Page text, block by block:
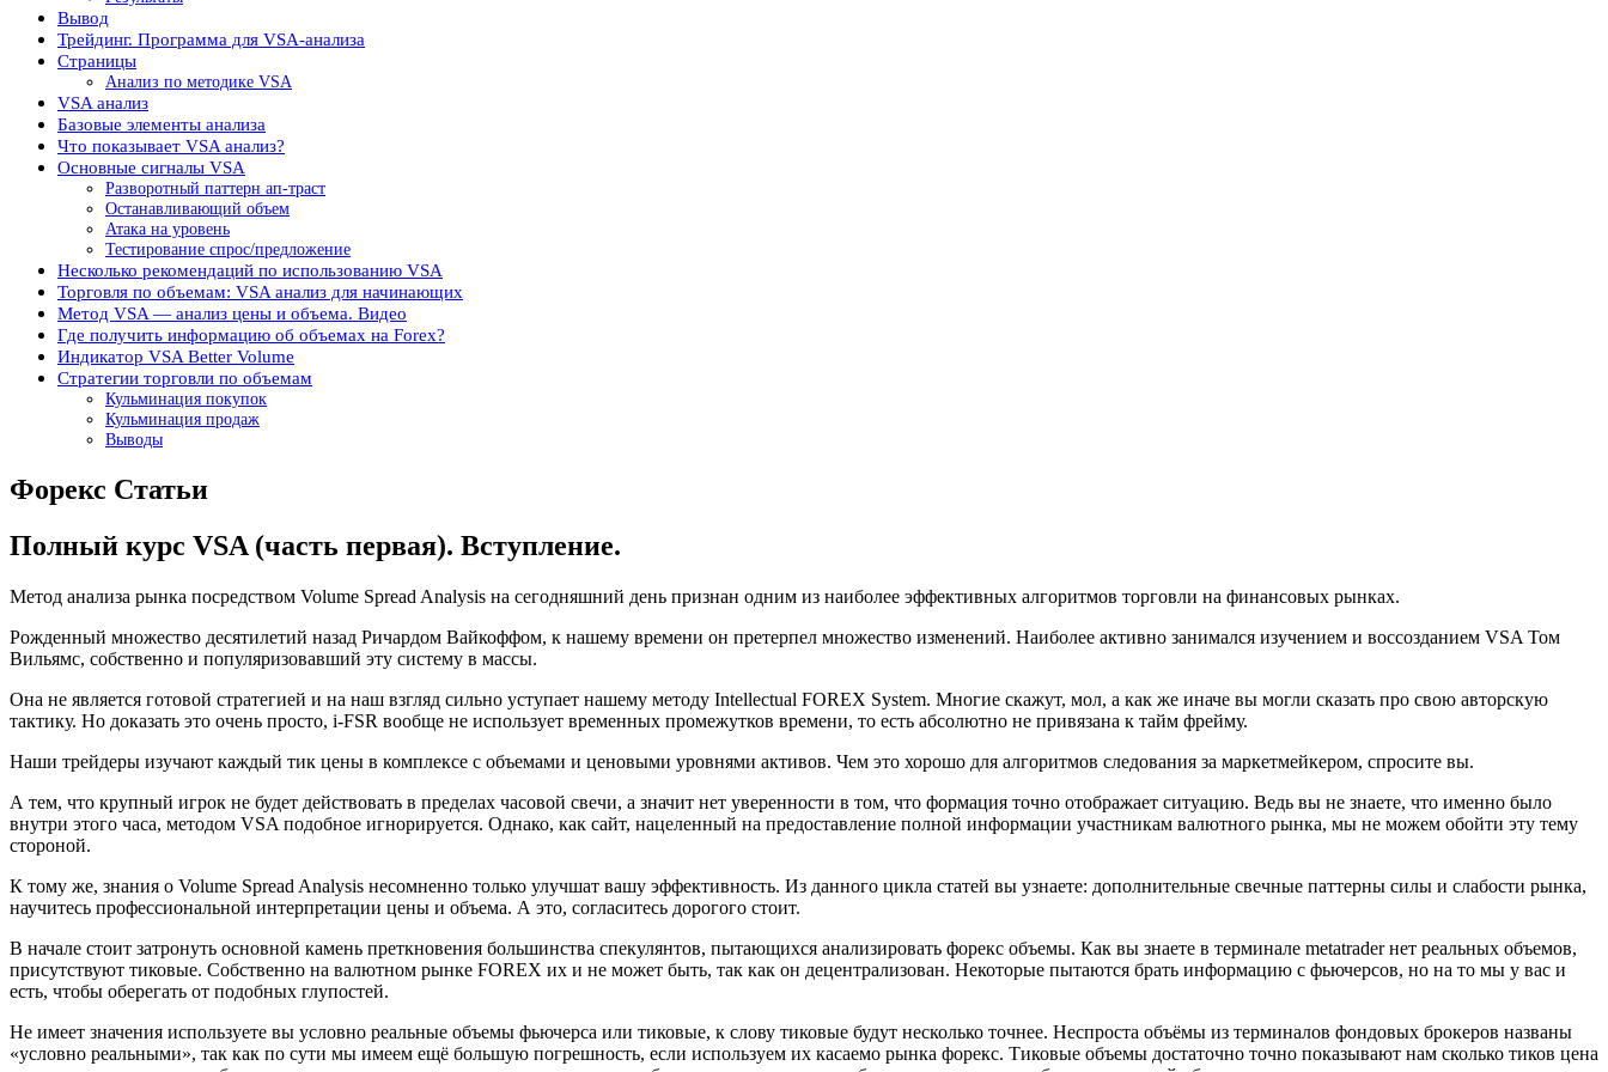
Вывод
Трейдинг. Программа для VSA-анализа
Страницы
Анализ по методике VSA
VSA анализ
Базовые элементы анализа
Что показывает VSA анализ?
Основные сигналы VSA
Разворотный паттерн ап-траст
Останавливающий объем
Атака на уровень
Тестирование спрос/предложение
Несколько рекомендаций по использованию VSA
Торговля по объемам: VSA анализ для начинающих
Метод VSA — анализ цены и объема. Видео
Где получить информацию об объемах на Forex?
Индикатор VSA Better Volume
Стратегии торговли по объемам
Кульминация покупок
Кульминация продаж
Выводы
Форекс Статьи
Полный курс VSA (часть первая). Вступление.
Метод анализа рынка посредством Volume Spread Analysis на сегодняшний день признан одним из наиболее эффективных алгоритмов торговли на финансовых рынках.
Рожденный множество десятилетий назад Ричардом Вайкоффом, к нашему времени он претерпел множество изменений. Наиболее активно занимался изучением и воссозданием VSA Том
Вильямс, собственно и популяризовавший эту систему в массы.
Она не является готовой стратегией и на наш взгляд сильно уступает нашему методу Intellectual FOREX System. Многие скажут, мол, а как же иначе вы могли сказать про свою авторскую
тактику. Но доказать это очень просто, i-FSR вообще не использует временных промежутков времени, то есть абсолютно не привязана к тайм фрейму.
Наши трейдеры изучают каждый тик цены в комплексе с объемами и ценовыми уровнями активов. Чем это хорошо для алгоритмов следования за маркетмейкером, спросите вы.
А тем, что крупный игрок не будет действовать в пределах часовой свечи, а значит нет уверенности в том, что формация точно отображает ситуацию. Ведь вы не знаете, что именно было
внутри этого часа, методом VSA подобное игнорируется. Однако, как сайт, нацеленный на предоставление полной информации участникам валютного рынка, мы не можем обойти эту тему
стороной.
К тому же, знания о Volume Spread Analysis несомненно только улучшат вашу эффективность. Из данного цикла статей вы узнаете: дополнительные свечные паттерны силы и слабости рынка,
научитесь профессиональной интерпретации цены и объема. А это, согласитесь дорогого стоит.
В начале стоит затронуть основной камень преткновения большинства спекулянтов, пытающихся анализировать форекс объемы. Как вы знаете в терминале metatrader нет реальных объемов,
присутствуют тиковые. Собственно на валютном рынке FOREX их и не может быть, так как он децентрализован. Некоторые пытаются брать информацию с фьючерсов, но на то мы у вас и
есть, чтобы оберегать от подобных глупостей.
Не имеет значения используете вы условно реальные объемы фьючерса или тиковые, к слову тиковые будут несколько точнее. Неспроста объёмы из терминалов фондовых брокеров названы
«условно реальными», так как по сути мы имеем ещё большую погрешность, если используем их касаемо рынка форекс. Тиковые объемы достаточно точно показывают нам сколько тиков цена